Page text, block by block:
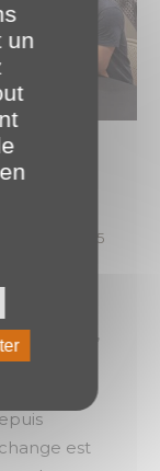
novembre 2025
de
client
agricole,
et la
est
un